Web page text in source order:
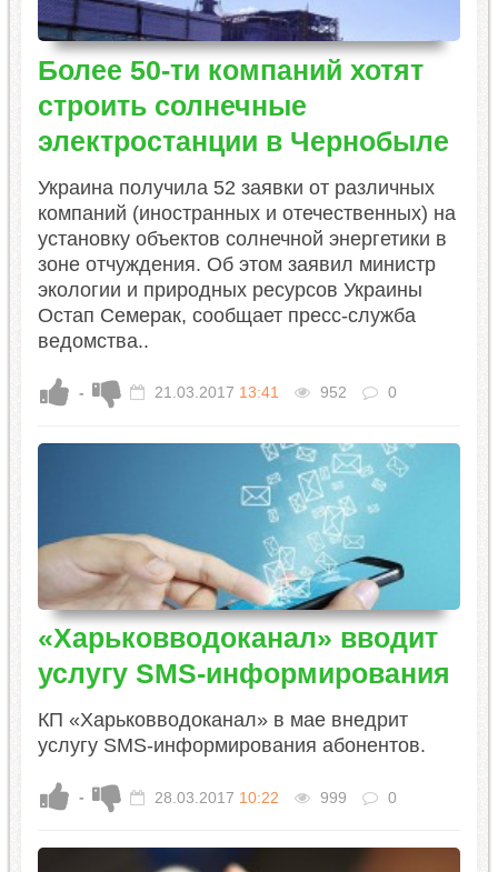
Более 50-ти компаний хотят
строить солнечные
электростанции в Чернобыле
Украина получила 52 заявки от различных
компаний (иностранных и отечественных) на
установку объектов солнечной энергетики в
зоне отчуждения. Об этом заявил министр
экологии и природных ресурсов Украины
Остап Семерак, сообщает пресс-служба
ведомства..
- 21.03.2017 13:41 952 0
«Харьковводоканал» вводит
услугу SMS-информирования
КП «Харьковводоканал» в мае внедрит
услугу SMS-информирования абонентов.
- 28.03.2017 10:22 999 0